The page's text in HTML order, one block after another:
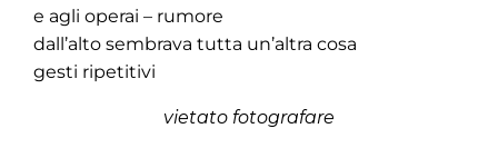
e agli operai – rumore
dall’alto sembrava tutta un’altra cosa
gesti ripetitivi
vietato fotografare